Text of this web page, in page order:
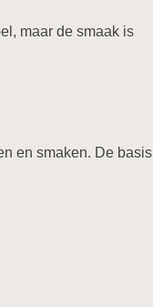
maar de smaak is
en smaken. De basis